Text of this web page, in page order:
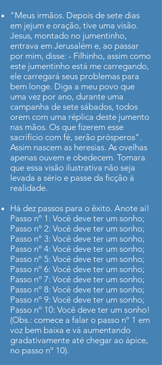
"Meus irmãos. Depois de sete dias
em jejum e oração, tive uma visão.
Jesus, montado no jumentinho,
entrava em Jerusalém e, ao passar
por mim, disse: - Filhinho, assim como
este jumentinho está me carregando,
ele carregará seus problemas para
bem longe. Diga a meu povo que
uma vez por ano, durante uma
campanha de sete sábados, todos
orem com uma réplica deste jumento
nas mãos. Os que fizerem esse
sacrifício com fé, serão prósperos".
Assim nascem as heresias. As ovelhas
apenas ouvem e obedecem. Tomara
que essa visão ilustrativa não seja
levada a sério e passe da ficção à
realidade.
Há dez passos para o êxito. Anote aí!
Passo nº 1: Você deve ter um sonho;
Passo nº 2: Você deve ter um sonho;
Passo nº 3: Você deve ter um sonho;
Passo nº 4: Você deve ter um sonho;
Passo nº 5: Você deve ter um sonho;
Passo nº 6: Você deve ter um sonho;
Passo nº 7: Você deve ter um sonho;
Passo nº 8: Você deve ter um sonho;
Passo nº 9: Você deve ter um sonho;
Passo nº 10: Você deve ter um sonho!
(Obs.: comece a falar o passo nº 1 em
voz bem baixa e vá aumentando
gradativamente até chegar ao ápice,
no passo nº 10).